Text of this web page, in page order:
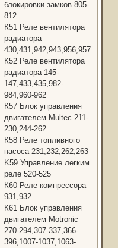
блокировки замков 805-
812
К51 Реле вентилятора
радиатора
430,431,942,943,956,957
К52 Реле вентилятора
радиатора 145-
147,433,435,982-
984,960-962
К57 Блок управления
двигателем Multec 211-
230,244-262
К58 Реле топливного
насоса 231,232,262,263
K59 Управление легким
реле 520-525
К60 Реле компрессора
931,932
К61 Блок управления
двигателем Motronic
270-294,307-337,366-
396,1007-1037,1063-